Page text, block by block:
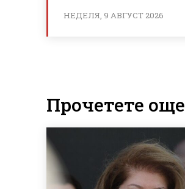
НЕДЕЛЯ, 9 АВГУСТ 2026
Прочетете още